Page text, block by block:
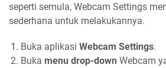
seperti semula, Webcam Settings
sederhana untuk melakukannya.
Buka aplikasi Webcam Settings.
Buka menu drop-down Webcam